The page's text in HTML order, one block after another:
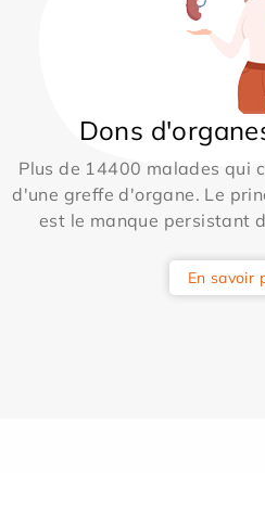
Dons
Plus de 14400 malades qui
d'une greffe d'organe. Le
est le manque persistant
En savoir